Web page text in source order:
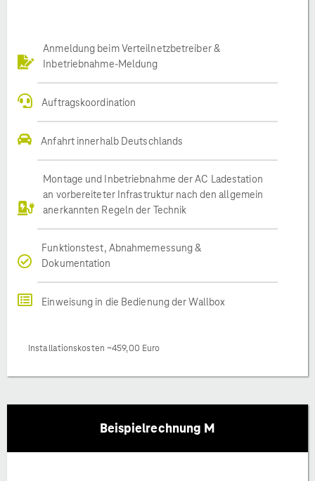
Anmeldung beim Verteilnetzbetreiber &
Inbetriebnahme-Meldung
Auftragskoordination
Anfahrt innerhalb Deutschlands
Montage und Inbetriebnahme der AC Ladestation
an vorbereiteter Infrastruktur nach den allgemein
anerkannten Regeln der Technik
Funktionstest, Abnahmemessung &
Dokumentation
Einweisung in die Bedienung der Wallbox
Installationskosten ~459,00 Euro
Beispielrechnung M